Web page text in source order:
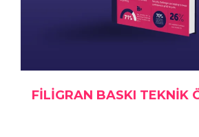
FILIGRAN BASKI TEKNIK